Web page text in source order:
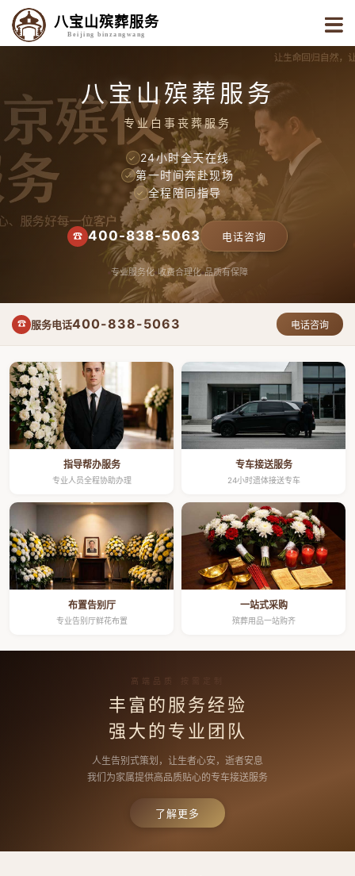
八宝山殡葬服务
Beijing binzangwang
八宝山殡葬服务
专业白事丧葬服务
✓ 24小时全天在线
✓ 第一时间奔赴现场
✓ 全程陪同指导
☎ 400-838-5063 电话咨询
专业服务化 收费合理化 品质有保障
☎ 服务电话400-838-5063 电话咨询
指导帮办服务
专业人员全程协助办理
专车接送服务
24小时遗体接送专车
布置告别厅
专业告别厅鲜花布置
一站式采购
殡葬用品一站购齐
高端品质 按需定制
丰富的服务经验
强大的专业团队
人生告别式策划，让生者心安，逝者安息
我们为家属提供高品质贴心的专车接送服务
了解更多